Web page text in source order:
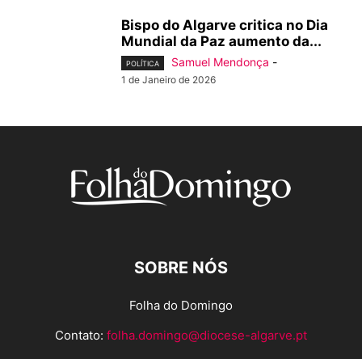
Bispo do Algarve critica no Dia
Mundial da Paz aumento da...
POLÍTICA Samuel Mendonça -
1 de Janeiro de 2026
SOBRE NÓS
Folha do Domingo
Contato: folha.domingo@diocese-algarve.pt